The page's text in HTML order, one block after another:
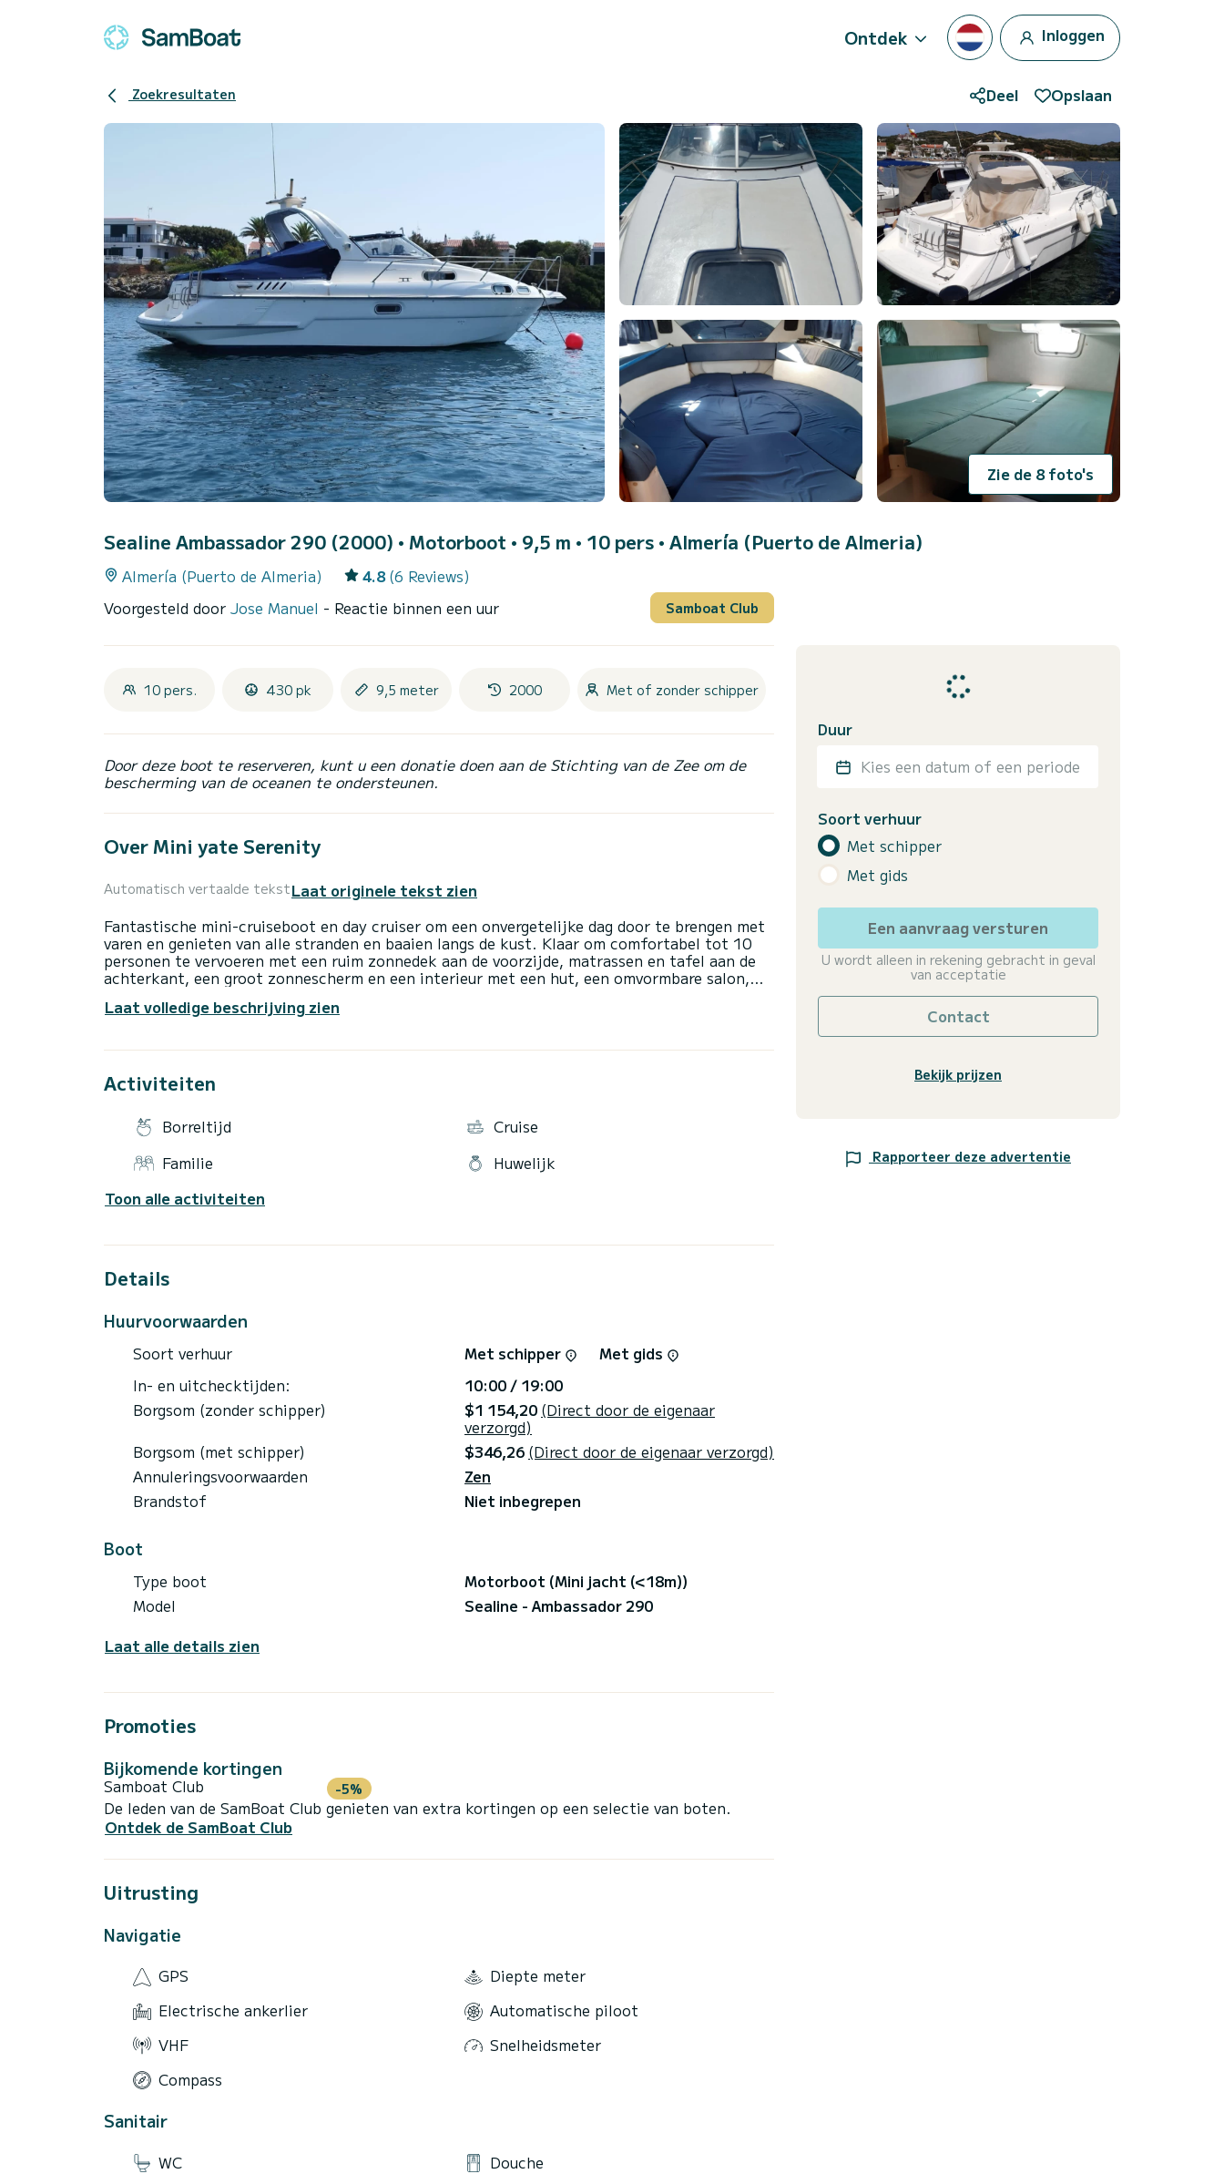
Ontdek Inloggen
Zoekresultaten Deel Opslaan
Zie de 8 foto's
Sealine Ambassador 290 (2000) • Motorboot • 9,5 m • 10 pers • Almería (Puerto de Almeria)
Almería (Puerto de Almeria) 4.8 (6 Reviews)
Voorgesteld door Jose Manuel - Reactie binnen een uur Samboat Club
10 pers. 430 pk 9,5 meter 2000 Met of zonder schipper
Door deze boot te reserveren, kunt u een donatie doen aan de Stichting van de Zee om de
bescherming van de oceanen te ondersteunen.
Over Mini yate Serenity
Automatisch vertaalde tekstLaat originele tekst zien
Fantastische mini-cruiseboot en day cruiser om een onvergetelijke dag door te brengen met
varen en genieten van alle stranden en baaien langs de kust. Klaar om comfortabel tot 10
personen te vervoeren met een ruim zonnedek aan de voorzijde, matrassen en tafel aan de
achterkant, een groot zonnescherm en een interieur met een hut, een omvormbare salon,
naar de andere kant te varen en meer plaatsen op dezelfde dag te kunnen bezoeken. Het
familie of vrienden zonder de drukte van de stranden en te genieten van maximale privacy in
Laat volledige beschrijving zien
Activiteiten
Borreltijd
Cruise
Familie
Huwelijk
Toon alle activiteiten
Details
Huurvoorwaarden
Soort verhuur Met schipper
Met gids
In- en uitchecktijden:
10:00 / 19:00
Borgsom (zonder schipper)
$1 154,20 (Direct door de eigenaar
verzorgd)
Borgsom (met schipper)
$346,26 (Direct door de eigenaar verzorgd)
Annuleringsvoorwaarden
Zen
Brandstof
Niet inbegrepen
Boot
Type boot
Motorboot (Mini jacht (<18m))
Model
Sealine - Ambassador 290
Laat alle details zien
Promoties
Bijkomende kortingen
Samboat Club -5%
De leden van de SamBoat Club genieten van extra kortingen op een selectie van boten.
Ontdek de SamBoat Club
Uitrusting
Navigatie
GPS
Diepte meter
Electrische ankerlier
Automatische piloot
VHF
Snelheidsmeter
Compass
Sanitair
WC
Douche
Duur
Kies een datum of een periode
Soort verhuur
Met schipper
Met gids
Een aanvraag versturen
U wordt alleen in rekening gebracht in geval
van acceptatie
Contact
Bekijk prijzen
Rapporteer deze advertentie